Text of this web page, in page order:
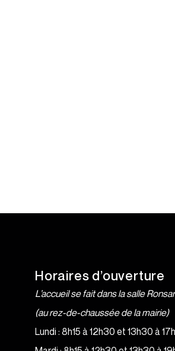
Horaires d’ouverture
L’accueil se fait dans la salle
(au rez-de-chaussée de la mairie)
Lundi : 8h15 à 12h30 et 13h30 à